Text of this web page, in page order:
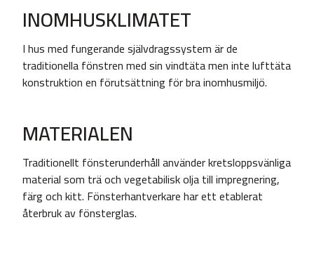
INOMHUSKLIMATET
I hus med fungerande självdragssystem är de
traditionella fönstren med sin vindtäta men inte lufttäta
konstruktion en förutsättning för bra inomhusmiljö.
MATERIALEN
Traditionellt fönsterunderhåll använder kretsloppsvänliga
material som trä och vegetabilisk olja till impregnering,
färg och kitt. Fönsterhantverkare har ett etablerat
återbruk av fönsterglas.